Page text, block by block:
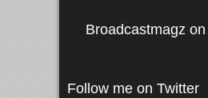
Broadcastmagz
Follow me on Twitter